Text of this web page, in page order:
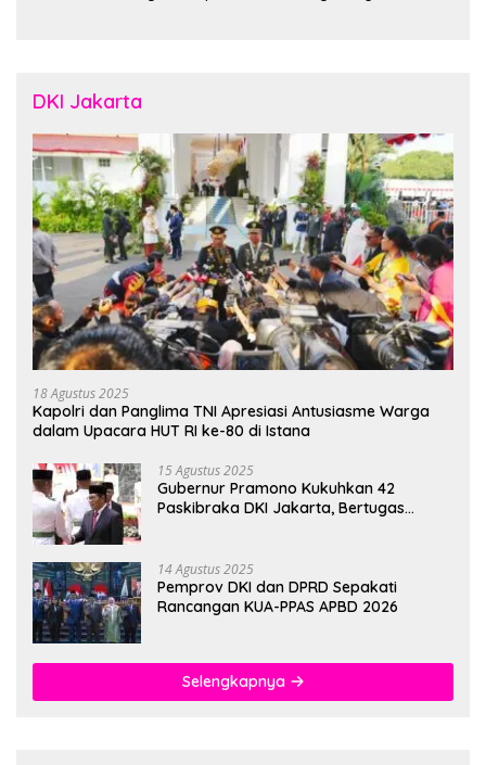
DKI Jakarta
18 Agustus 2025
Kapolri dan Panglima TNI Apresiasi Antusiasme Warga
dalam Upacara HUT RI ke-80 di Istana
15 Agustus 2025
Gubernur Pramono Kukuhkan 42
Paskibraka DKI Jakarta, Bertugas
14 Agustus 2025
Pemprov DKI dan DPRD Sepakati
Rancangan KUA-PPAS APBD 2026
Selengkapnya